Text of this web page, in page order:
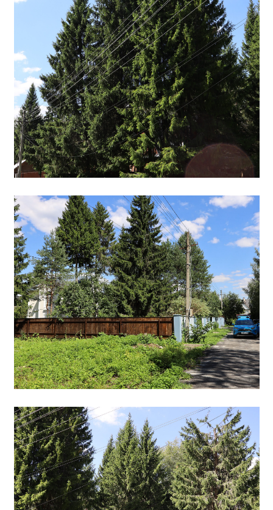
О проекте дома
Планировка дома
В создании планировки этого проекта я опирался на запрос современного
человека. Дом максимально компактен, но при этом функционален.
Двухэтажный дом с гаражом, всего‑то в небольших 250 квадратных
метров! На первом этаже мне удалось разместить просторную гостиную,
поместились три полноценные спальни, одна из которых оборудована
собственным гардеробом и санузлом. Ещё на втором этаже нашлось
место для отдельного помещения прачечной с хозяйственной комнатой.